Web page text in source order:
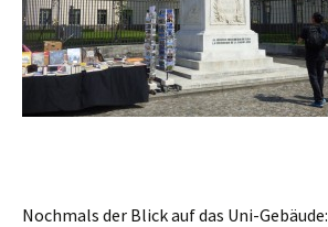
Nochmals der Blick auf das Uni-Gebäude: